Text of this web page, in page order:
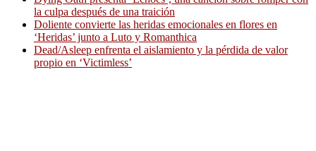
la culpa después de una traición
Doliente convierte las heridas emocionales en flores en
‘Heridas’ junto a Luto y Romanthica
Dead/Asleep enfrenta el aislamiento y la pérdida de valor
propio en ‘Victimless’